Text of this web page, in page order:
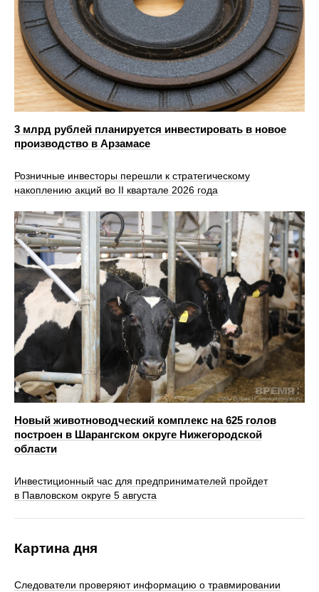
3 млрд рублей планируется инвестировать в новое
производство в Арзамасе
Розничные инвесторы перешли к стратегическому
накоплению акций во II квартале 2026 года
Новый животноводческий комплекс на 625 голов
построен в Шарангском округе Нижегородской
области
Инвестиционный час для предпринимателей пройдет
в Павловском округе 5 августа
Картина дня
Следователи проверяют информацию о травмировании